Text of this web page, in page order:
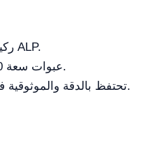
ركيزة مستقرة للكشف عن ALP.
عبوات سعة 100 مل تدعم 500 اختبار.
تحتفظ بالدقة والموثوقية في النتائج القابلة للقياس.